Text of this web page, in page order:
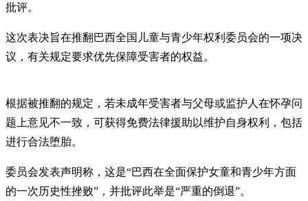
批评。
这次表决旨在推翻巴西全国儿童与青少年权利委员会的一项决
议，有关规定要求优先保障受害者的权益。
根据被推翻的规定，若未成年受害者与父母或监护人在怀孕问
题上意见不一致，可获得免费法律援助以维护自身权利，包括
进行合法堕胎。
委员会发表声明称，这是“巴西在全面保护女童和青少年方面
的一次历史性挫败”，并批评此举是“严重的倒退”。